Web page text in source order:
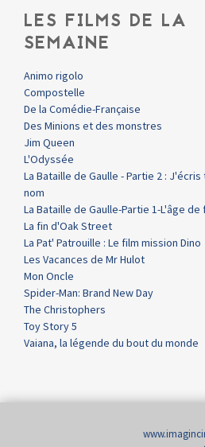
LES FILMS DE LA
SEMAINE
Animo rigolo
Compostelle
De la Comédie-Française
Des Minions et des monstres
Jim Queen
L'Odyssée
La Bataille de Gaulle - Partie 2 : J'écris
nom
La Bataille de Gaulle-Partie 1-L'âge de
La fin d'Oak Street
La Pat' Patrouille : Le film mission Dino
Les Vacances de Mr Hulot
Mon Oncle
Spider-Man: Brand New Day
The Christophers
Toy Story 5
Vaiana, la légende du bout du monde